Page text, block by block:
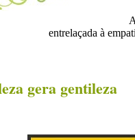
entrelaçada à
gera gentileza